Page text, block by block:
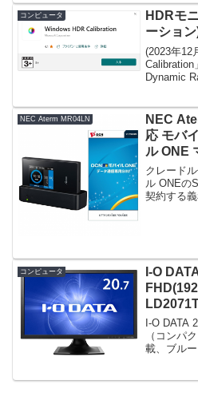
ロープロ
コンピュータ
HDRモ
ーショ
(2023年12
Calibration
Dynamic
NEC Aterm MR04LN
NEC
応 モバ
ル ONE
ル付属
円！
クレード
ル ONEの
契約する
コンピュータ
I-O
11,980
I-O DATA
（コンパ
載、ブル